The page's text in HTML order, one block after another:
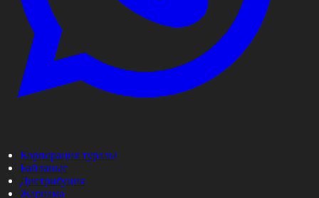
Корпорация туралы
Байланыс
Дистрибуция
Жарнама